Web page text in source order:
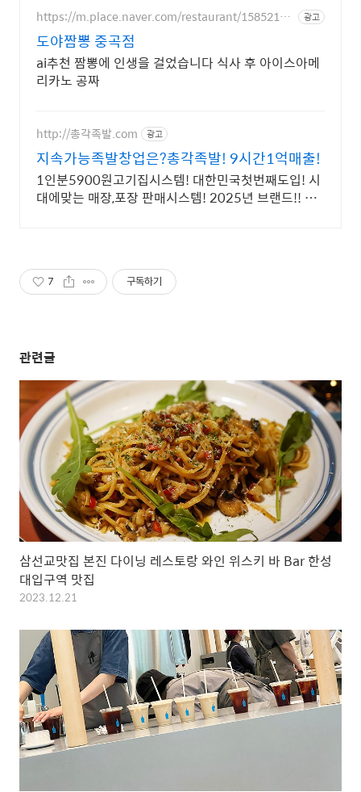
https://m.place.naver.com/restaurant/15852119 광고
도야짬뽕 중곡점
ai추천 짬뽕에 인생을 걸었습니다 식사 후 아이스아메
리카노 공짜
http://총각족발.com 광고
지속가능족발창업은?총각족발! 9시간1억매출!
1인분5900원고기집시스템! 대한민국첫번째도입! 시
대에맞는 매장,포장 판매시스템! 2025년 브랜드!! 월
7 구독하기
관련글
삼선교맛집 본진 다이닝 레스토랑 와인 위스키 바 Bar 한성
대입구역 맛집
2023.12.21